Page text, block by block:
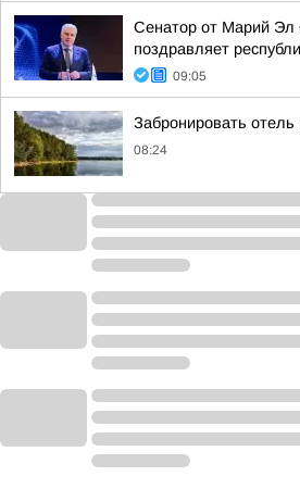
Сенатор от Марий Эл
поздравляет
09:05
Забронировать
08:24